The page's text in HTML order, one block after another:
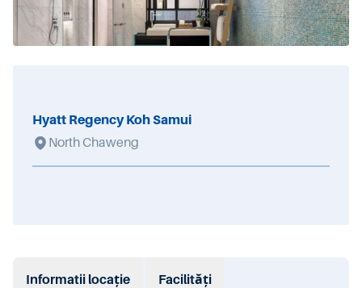
Hyatt Regency Koh Samui
North Chaweng
Informatii locație Facilități